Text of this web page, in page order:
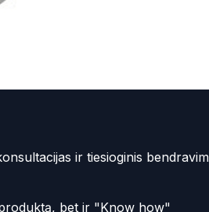
ir tiesioginis
bet ir "Know how"